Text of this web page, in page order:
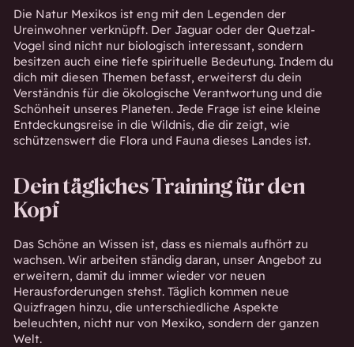
Die Natur Mexikos ist eng mit den Legenden der
Ureinwohner verknüpft. Der Jaguar oder der Quetzal-
Vogel sind nicht nur biologisch interessant, sondern
besitzen auch eine tiefe spirituelle Bedeutung. Indem du
dich mit diesen Themen befasst, erweiterst du dein
Verständnis für die ökologische Verantwortung und die
Schönheit unseres Planeten. Jede Frage ist eine kleine
Entdeckungsreise in die Wildnis, die dir zeigt, wie
schützenswert die Flora und Fauna dieses Landes ist.
Dein tägliches Training für den
Kopf
Das Schöne an Wissen ist, dass es niemals aufhört zu
wachsen. Wir arbeiten ständig daran, unser Angebot zu
erweitern, damit du immer wieder vor neuen
Herausforderungen stehst. Täglich kommen neue
Quizfragen hinzu, die unterschiedliche Aspekte
beleuchten, nicht nur von Mexiko, sondern der ganzen
Welt.